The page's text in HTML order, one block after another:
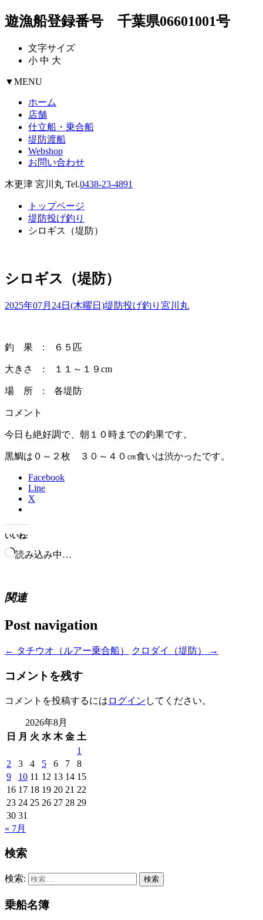
遊漁船登録番号 千葉県06601001号
文字サイズ
小 中 大
▼MENU
ホーム
店舗
仕立船・乗合船
堤防渡船
Webshop
お問い合わせ
木更津 宮川丸 Tel.0438-23-4891
トップページ
堤防投げ釣り
シロギス（堤防）
シロギス（堤防）
2025年07月24日(木曜日)堤防投げ釣り 宮川丸
釣 果 : ６５匹
大きさ : １１～１９cm
場 所 : 各堤防
コメント
今日も絶好調で、朝１０時までの釣果です。
黒鯛は０～２枚 ３０～４０㎝食いは渋かったです。
Facebook
Line
X
いいね:
読み込み中…
関連
Post navigation
← タチウオ（ルアー乗合船） クロダイ（堤防） →
コメントを残す
コメントを投稿するには ログイン してください。
2026年8月
日
月 火 水 木 金 土
1
2
3 4 5 6 7
8
9
10 11 12 13 14 15
16 17 18 19 20 21 22
23 24 25 26 27 28 29
30 31
« 7月
検索
検索:
乗船名簿